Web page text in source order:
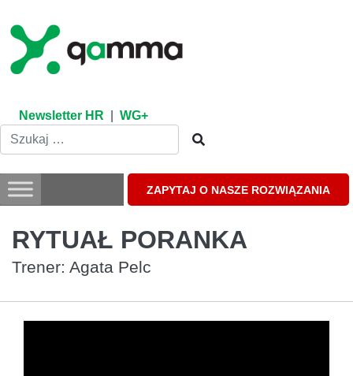
content
Newsletter HR WG+
ZAPYTAJ O NASZE ROZWIĄZANIA
RYTUAŁ PORANKA
Trener: Agata Pelc